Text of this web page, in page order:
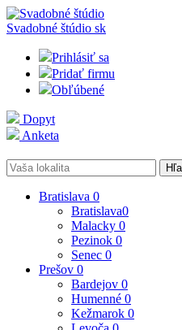
Svadobné štúdio sk
Prihlásiť sa
Pridať firmu
Obľúbené
Dopyt
Anketa
Bratislava 0
Bratislava0
Malacky 0
Pezinok 0
Senec 0
Prešov 0
Bardejov 0
Humenné 0
Kežmarok 0